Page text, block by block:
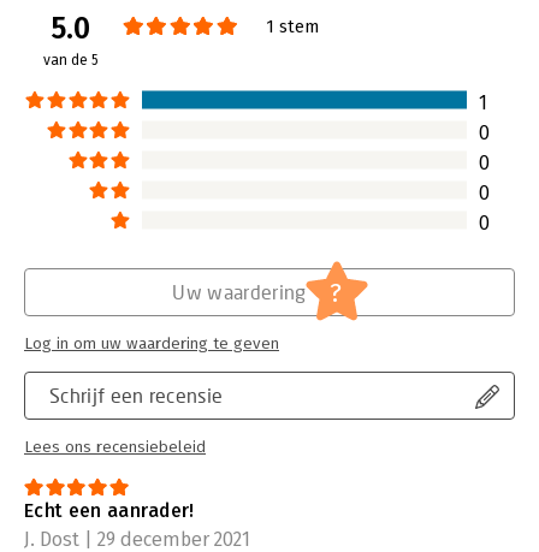
5.0
van de 5
1 stem
1
0
0
0
0
Schrijf een recensie
Lees ons recensiebeleid
Uw waardering ?
Log in om uw waardering te geven
Echt een aanrader!
J. Dost | 29 december 2021